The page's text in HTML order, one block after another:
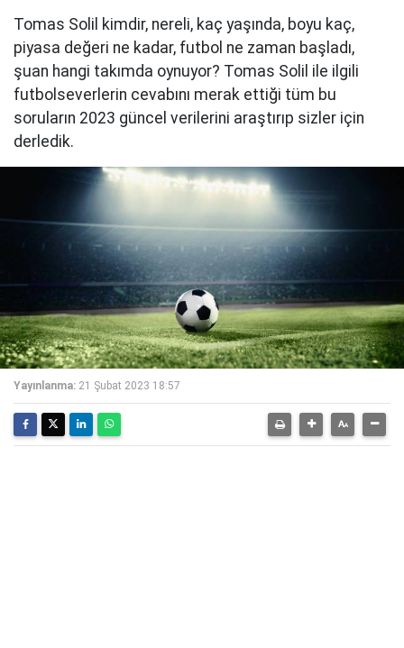
Tomas Solil kimdir, nereli, kaç yaşında, boyu kaç,
piyasa değeri ne kadar, futbol ne zaman başladı,
şuan hangi takımda oynuyor? Tomas Solil ile ilgili
futbolseverlerin cevabını merak ettiği tüm bu
soruların 2023 güncel verilerini araştırıp sizler için
derledik.
Yayınlanma: 21 Şubat 2023 18:57